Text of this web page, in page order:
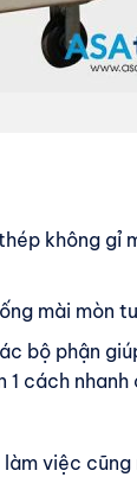
không gỉ
mài mòn
bộ phận
1 cách nhanh
việc cũng